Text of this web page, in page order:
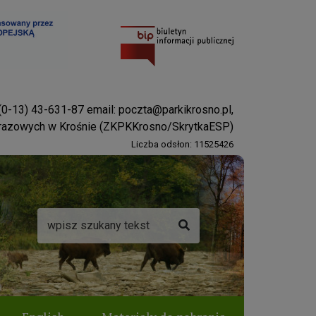
13) 43-631-87 email: poczta@parkikrosno.pl,
w Krośnie (ZKPKKrosno/SkrytkaESP)
Liczba odsłon: 11525426
Wyszukiwarka